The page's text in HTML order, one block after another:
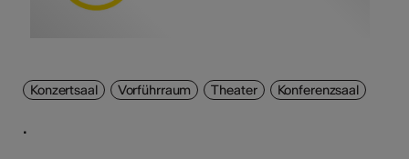
Konzertsaal Vorführraum Theater Konferenzsaal
.